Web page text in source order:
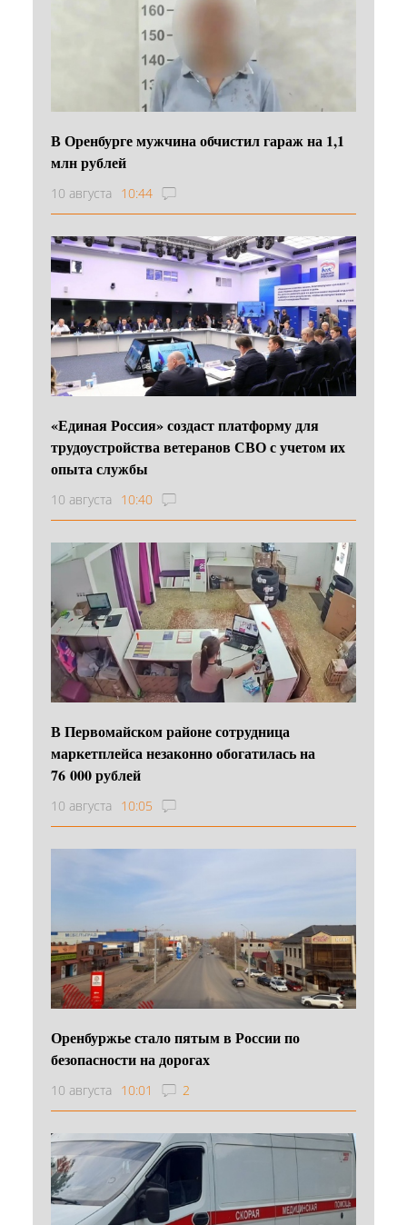
В Оренбурге мужчина обчистил гараж на 1,1
млн рублей
10 августа 10:44
«Единая Россия» создаст платформу для
трудоустройства ветеранов СВО с учетом их
опыта службы
10 августа 10:40
В Первомайском районе сотрудница
маркетплейса незаконно обогатилась на
76 000 рублей
10 августа 10:05
Оренбуржье стало пятым в России по
безопасности на дорогах
10 августа 10:01 2